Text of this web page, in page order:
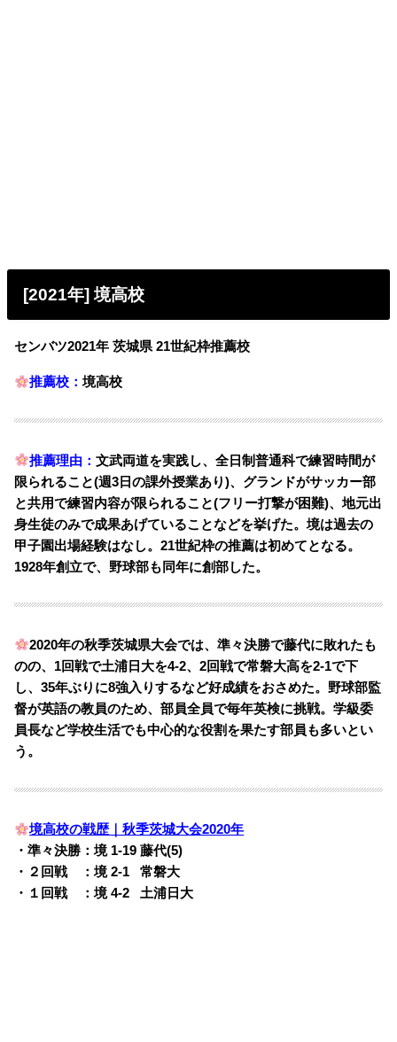
[2021年] 境高校
センバツ2021年 茨城県 21世紀枠推薦校
推薦校：境高校
推薦理由：文武両道を実践し、全日制普通科で練習時間が
限られること(週3日の課外授業あり)、グランドがサッカー部
と共用で練習内容が限られること(フリー打撃が困難)、地元出
身生徒のみで成果あげていることなどを挙げた。境は過去の
甲子園出場経験はなし。21世紀枠の推薦は初めてとなる。
1928年創立で、野球部も同年に創部した。
2020年の秋季茨城県大会では、準々決勝で藤代に敗れたも
のの、1回戦で土浦日大を4-2、2回戦で常磐大高を2-1で下
し、35年ぶりに8強入りするなど好成績をおさめた。 野球部監
督が英語の教員のため、部員全員で毎年英検に挑戦。学級委
員長など学校生活でも中心的な役割を果たす部員も多いとい
う。
境高校の戦歴｜秋季茨城大会2020年
・準々決勝：境 1-19 藤代(5)
・２回戦 ：境 2-1
常磐大
・１回戦 ：境 4-2
土浦日大